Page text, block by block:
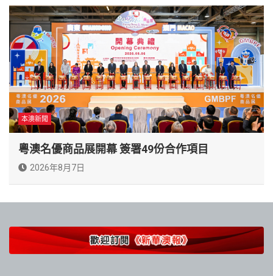
本澳新聞
粵澳名優商品展開幕 簽署49份合作項目
2026年8月7日